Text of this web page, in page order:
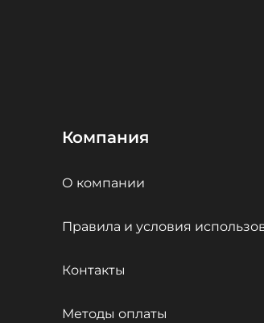
Компания
О компании
Правила и условия
Контакты
Методы оплаты